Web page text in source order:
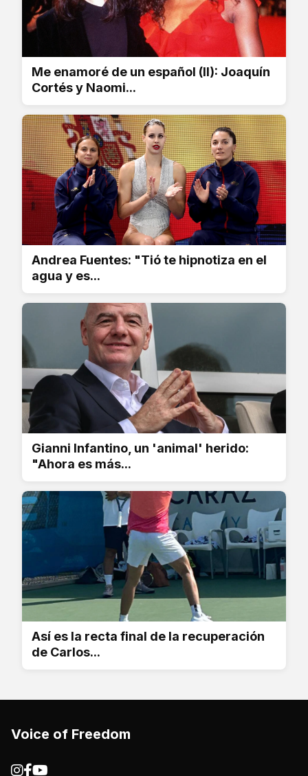
Me enamoré de un español (II): Joaquín
Cortés y Naomi...
Andrea Fuentes: "Tió te hipnotiza en el
agua y es...
Gianni Infantino, un 'animal' herido:
"Ahora es más...
Así es la recta final de la recuperación
de Carlos...
Voice of Freedom